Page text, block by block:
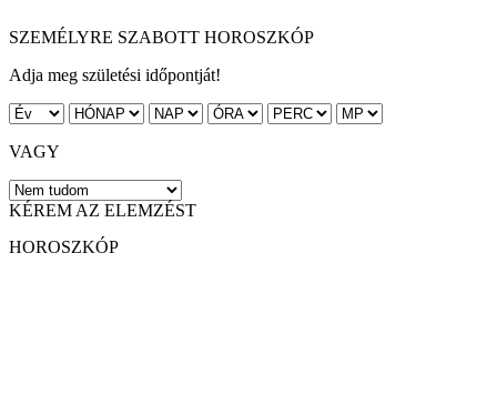
SZEMÉLYRE SZABOTT HOROSZKÓP
Adja meg születési időpontját!
VAGY
KÉREM AZ ELEMZÉST
HOROSZKÓP